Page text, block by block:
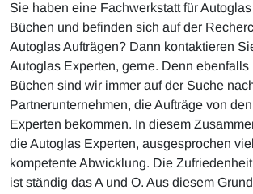
Sie haben eine Fachwerkstatt für
Büchen und befinden sich auf der
Autoglas Aufträgen? Dann kontaktieren
Autoglas Experten, gerne. Denn ebenfalls
Büchen sind wir immer auf der Suche
Partnerunternehmen, die Aufträge von
Experten bekommen. In diesem
die Autoglas Experten, ausgesprochen
kompetente Abwicklung. Die
ist ständig das A und O. Aus diesem